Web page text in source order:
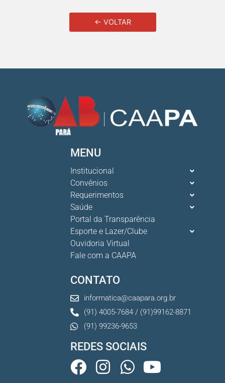
← VOLTAR
MENU
Institucional
Convênios
Requerimentos
Saúde
Portal da Transparência
Esporte e Lazer/Clube
Ouvidoria Virtual
Fale com a CAAPA
CONTATO
informatica@caapara.org.br
(91) 4005-7684 / (91)99162-8871
(91) 99236-9653
REDES SOCIAIS